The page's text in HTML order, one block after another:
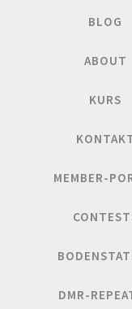
BLOG
ABOUT
KURS
MEMBER-
DMR-